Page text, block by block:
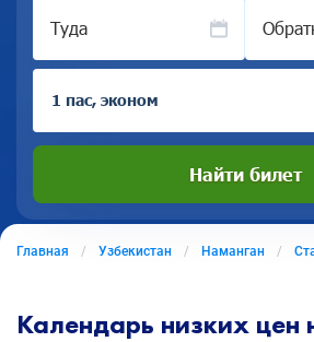
Туда
1 пас, эконом
Найти билет
Главная Узбекистан Наманган
Календарь низких цен